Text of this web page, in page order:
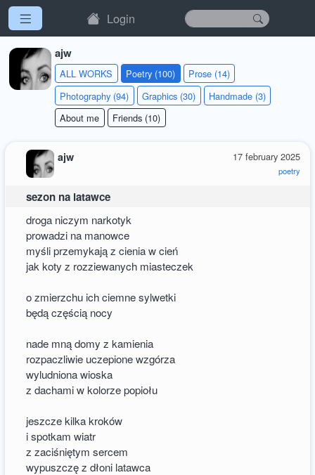
Login
ajw
ALL WORKS Poetry (100)
Prose (14)
Photography (94)
Graphics (30)
Handmade (3)
About me
Friends (10)
17 february 2025
poetry
ajw
sezon na latawce
droga niczym narkotyk
prowadzi na manowce
myśli przemykają z cienia w cień
jak koty z rozziewanych miasteczek
o zmierzchu ich ciemne sylwetki
będą częścią nocy
nade mną domy z kamienia
rozpaczliwie uczepione wzgórza
wyludniona wioska
z dachami w kolorze popiołu
jeszcze kilka kroków
i spotkam wiatr
z zaciśniętym sercem
wypuszczę z dłoni latawca